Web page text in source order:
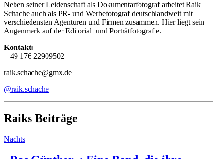
Neben seiner Leidenschaft als Dokumentarfotograf arbeitet Raik
Schache auch als PR- und Werbefotograf deutschlandweit mit
verschiedensten Agenturen und Firmen zusammen. Hier liegt sein
Augenmerk auf der Editorial- und Porträtfotografie.
Kontakt:
+ 49 176 22909502
raik.schache@gmx.de
@raik.schache
Raiks Beiträge
Nachts